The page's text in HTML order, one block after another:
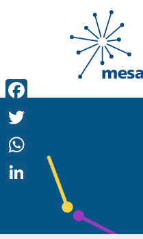
Facebook
Twitter
WhatsApp